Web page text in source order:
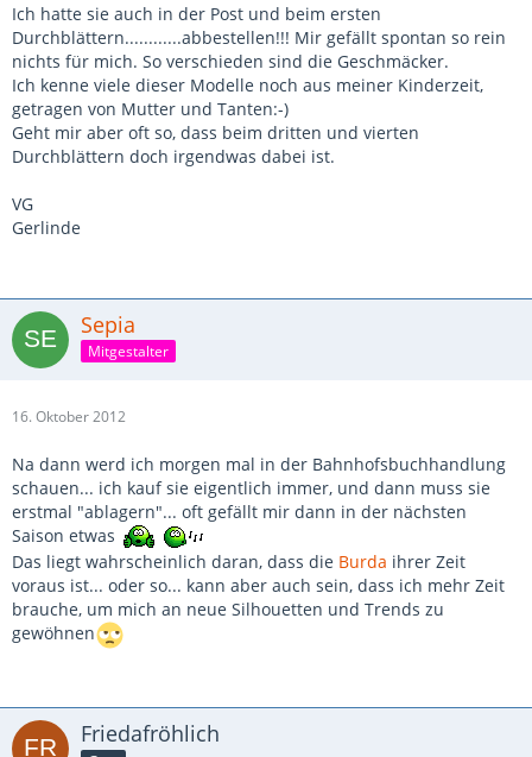
Ich hatte sie auch in der Post und beim ersten
Durchblättern............abbestellen!!! Mir gefällt spontan so rein
nichts für mich. So verschieden sind die Geschmäcker.
Ich kenne viele dieser Modelle noch aus meiner Kinderzeit,
getragen von Mutter und Tanten:-)
Geht mir aber oft so, dass beim dritten und vierten
Durchblättern doch irgendwas dabei ist.
VG
Gerlinde
Sepia
Mitgestalter
16. Oktober 2012
Na dann werd ich morgen mal in der Bahnhofsbuchhandlung
schauen... ich kauf sie eigentlich immer, und dann muss sie
erstmal "ablagern"... oft gefällt mir dann in der nächsten
Saison etwas
Das liegt wahrscheinlich daran, dass die Burda ihrer Zeit
voraus ist... oder so... kann aber auch sein, dass ich mehr Zeit
brauche, um mich an neue Silhouetten und Trends zu
gewöhnen
Friedafröhlich